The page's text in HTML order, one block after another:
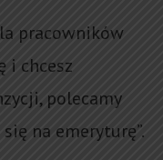
pracowników
i chcesz
polecamy
na emeryturę”.